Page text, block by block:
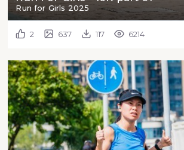
Run for Girls 2025
2 637 117 6214